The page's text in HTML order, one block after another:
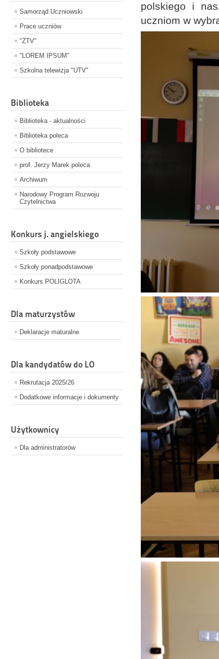
Samorząd Uczniowski
Prace uczniów
"ŻTV"
"LOREM IPSUM"
Szkolna telewizja "UTV"
Biblioteka
Biblioteka - aktualności
Biblioteka poleca
O bibliotece
prof. Jerzy Marek poleca
Archiwum
Narodowy Program Rozwoju
Czytelnictwa
Konkurs j. angielskiego
Szkoły podstawowe
Szkoły ponadpodstawowe
Konkurs POLIGLOTA
Dla maturzystów
Deklaracje maturalne
Dla kandydatów do LO
Rekrutacja 2025/26
Dodatkowe informacje i dokumenty
Użytkownicy
Dla administratorów
polskiego i
uczniom w